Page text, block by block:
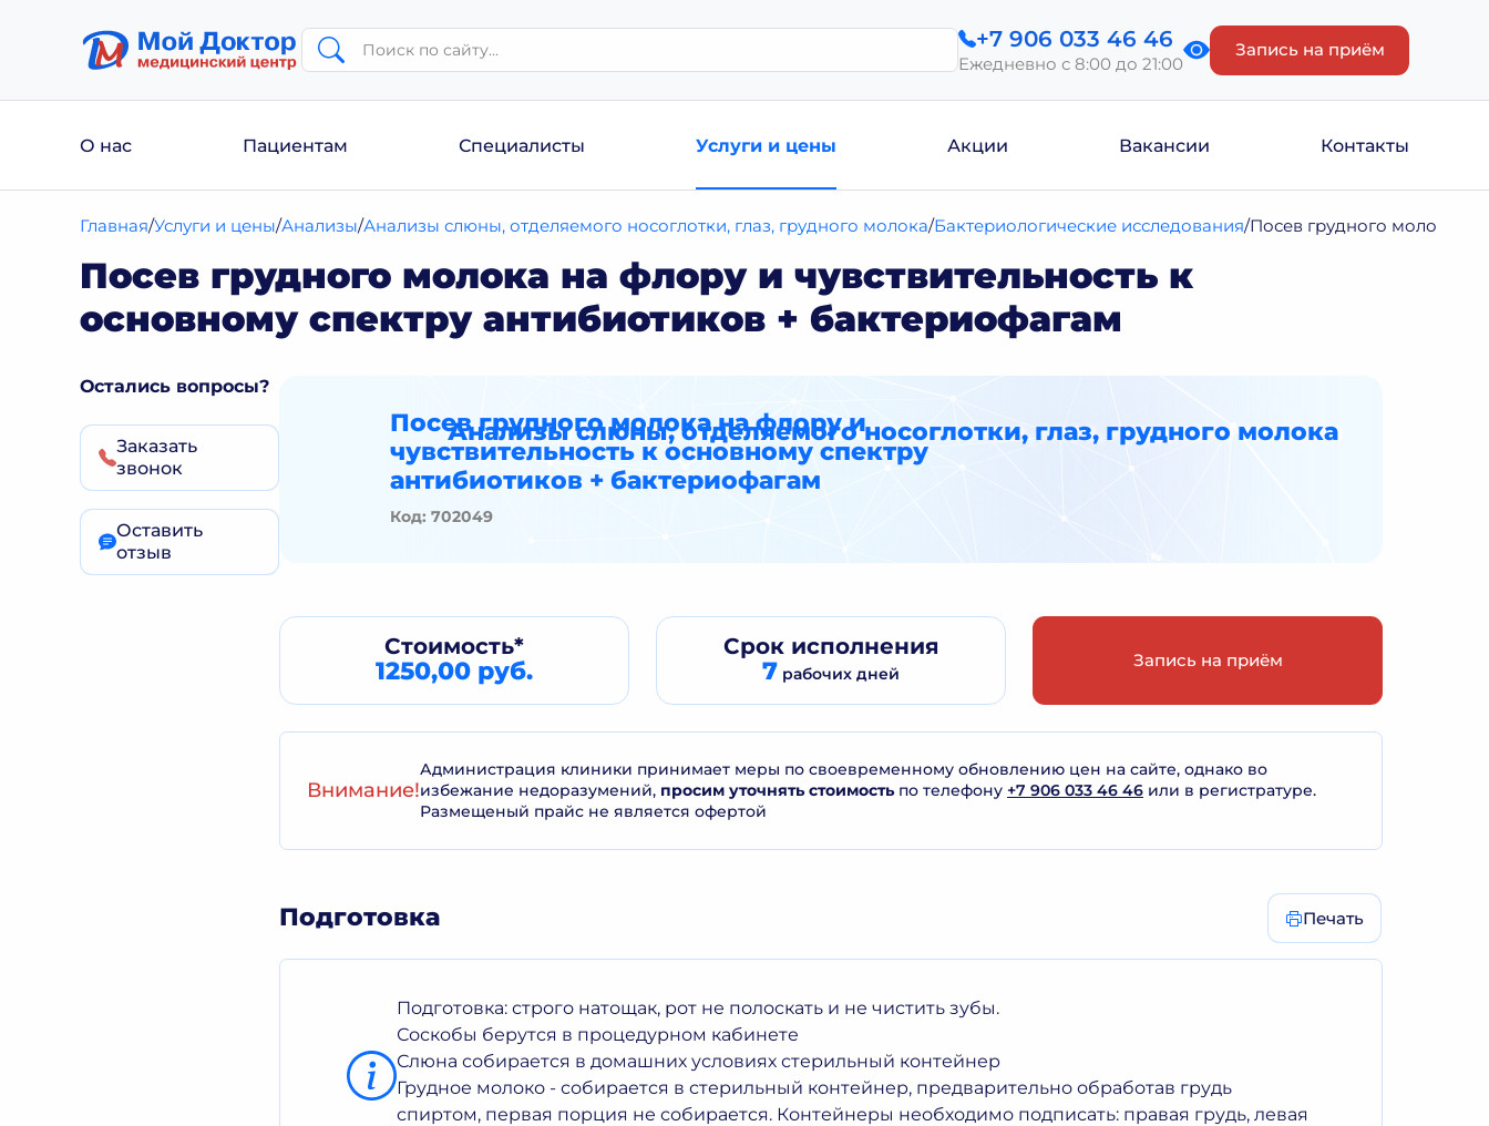
+7 906 033 46 46
Ежедневно с 8:00 до 21:00
Запись на приём
О нас Пациентам Специалисты Услуги и цены Акции Вакансии Контакты
Главная Услуги и цены Анализы Анализы слюны, отделяемого носоглотки, глаз, грудного молока Бактериологические исследования Посев грудного молока на
Посев грудного молока на флору и чувствительность к
основному спектру антибиотиков + бактериофагам
Остались вопросы?
Заказать
звонок
Оставить
отзыв
Посев грудного молока на флору и
чувствительность к основному спектру
антибиотиков + бактериофагам
Код: 702049
Анализы слюны, отделяемого носоглотки, глаз, грудного молока
Стоимость*
1250,00 руб.
Срокисполнения
7 рабочих дней
Запись на приём
Внимание!
Администрация клиники принимает меры по своевременному обновлению цен на сайте, однако во
избежание недоразумений, просим уточнять стоимостьпо телефону +7 906 033 46 46 или в регистратуре.
Размещеный прайс не является офертой
Подготовка Печать
Подготовка: строго натощак, рот не полоскать и не чистить зубы.
Соскобы берутся в процедурном кабинете
Слюна собирается в домашних условиях стерильный контейнер
Грудное молоко - собирается в стерильный контейнер, предварительно обработав грудь
спиртом, первая порция не собирается. Контейнеры необходимо подписать: правая грудь, левая